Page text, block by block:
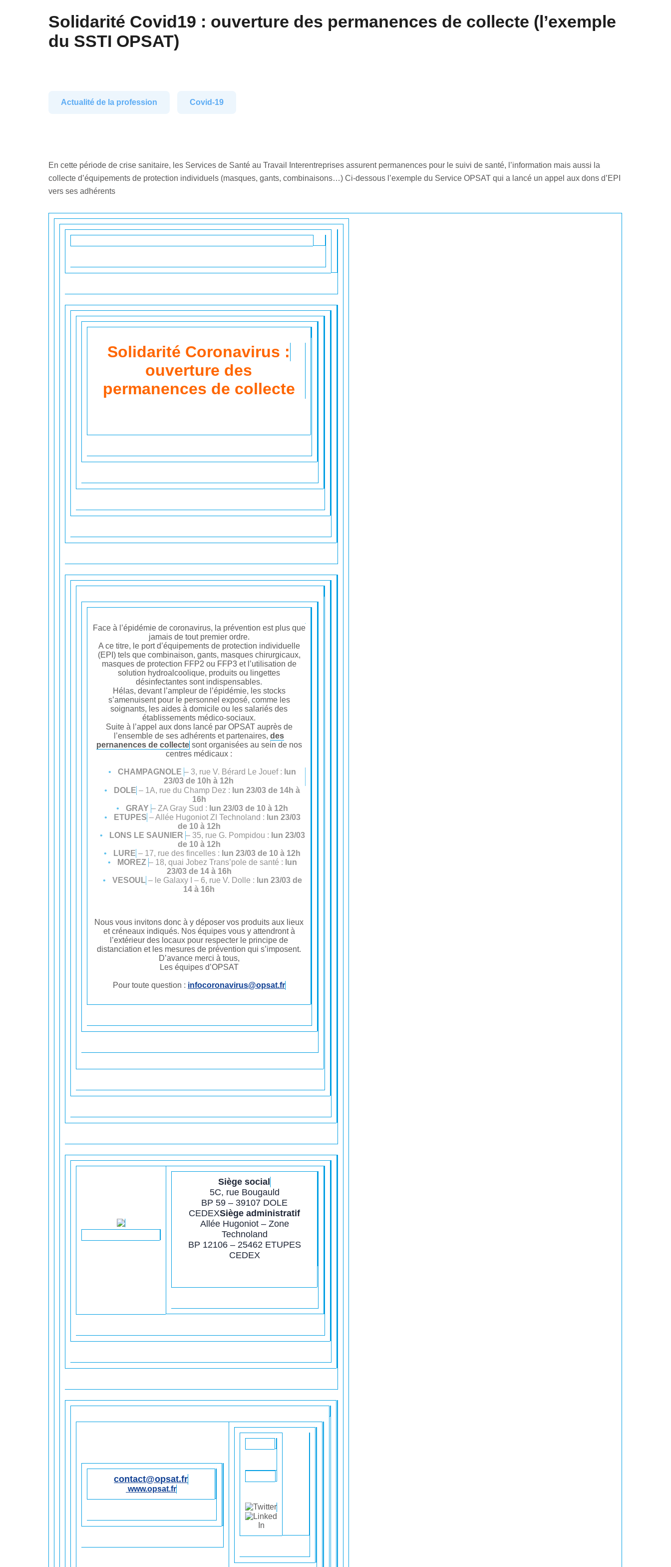
Solidarité Covid19 : ouverture des permanences de collecte (l’exemple
du SSTI OPSAT)
Actualité de la profession Covid-19
En cette période de crise sanitaire, les Services de Santé au Travail Interentreprises assurent permanences pour le suivi de santé, l’information mais aussi la
collecte d’équipements de protection individuels (masques, gants, combinaisons…) Ci-dessous l’exemple du Service OPSAT qui a lancé un appel aux dons d’EPI
vers ses adhérents
Solidarité Coronavirus :
ouverture des
permanences de collecte
Face à l’épidémie de coronavirus, la prévention est plus que
jamais de tout premier ordre.
A ce titre, le port d’équipements de protection individuelle
(EPI) tels que combinaison, gants, masques chirurgicaux,
masques de protection FFP2 ou FFP3 et l’utilisation de
solution hydroalcoolique, produits ou lingettes
désinfectantes sont indispensables.
Hélas, devant l’ampleur de l’épidémie, les stocks
s’amenuisent pour le personnel exposé, comme les
soignants, les aides à domicile ou les salariés des
établissements médico-sociaux.
Suite à l’appel aux dons lancé par OPSAT auprès de
l’ensemble de ses adhérents et partenaires,des
pernanences de collecte sont organisées au sein de nos
centres médicaux :
CHAMPAGNOLE – 3, rue V. Bérard Le Jouef : lun
23/03 de 10h à 12h
DOLE – 1A, rue du Champ Dez : lun 23/03 de 14h à
16h
GRAY – ZA Gray Sud : lun 23/03 de 10 à 12h
ETUPES – Allée Hugoniot ZI Technoland : lun 23/03
de 10 à 12h
LONS LE SAUNIER – 35, rue G. Pompidou : lun 23/03
de 10 à 12h
LURE – 17, rue des fincelles : lun 23/03 de 10 à 12h
MOREZ – 18, quai Jobez Trans’pole de santé : lun
23/03 de 14 à 16h
VESOUL – le Galaxy I – 6, rue V. Dolle : lun 23/03 de
14 à 16h
Nous vous invitons donc à y déposer vos produits aux lieux
et créneaux indiqués. Nos équipes vous y attendront à
l’extérieur des locaux pour respecter le principe de
distanciation et les mesures de prévention qui s’imposent.
D’avance merci à tous,
Les équipes d’OPSAT
Pour toute question : infocoronavirus@opsat.fr
Siège social
5C, rue Bougauld
BP 59 – 39107 DOLE
CEDEXSiège administratif
Allée Hugoniot – Zone
Technoland
BP 12106 – 25462 ETUPES
CEDEX
contact@opsat.fr
www.opsat.fr